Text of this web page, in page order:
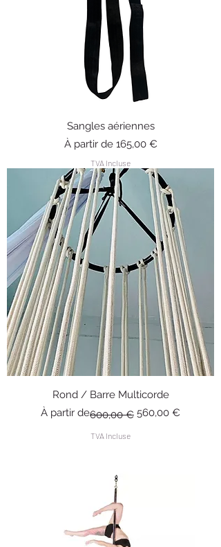
Sangles aériennes
À partir de 165,00 €
Prix promotionnel
TVA Incluse
Rond / Barre Multicorde
À partir de
Prix original600,00 € 560,00 €
Prix promotionnel
TVA Incluse